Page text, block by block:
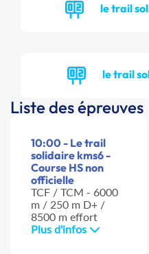
le trail
le trail
Liste des épreuves
10:00 - Le trail
solidaire kms6 -
Course HS non
officielle
TCF / TCM - 6000
m / 250 m D+ /
8500 m effort
Plus d'infos